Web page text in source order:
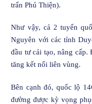
trấn Phú Thiện).
Như vậy, cả 2 tuyến
Nguyên với các tỉnh
đầu tư cải tạo, nâng
tăng kết nối liên vùng.
Bên cạnh đó, quốc lộ
đường được kỳ vọng